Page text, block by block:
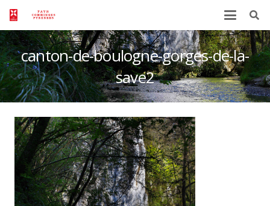
canton-de-boulogne-gorges-de-la-
save2